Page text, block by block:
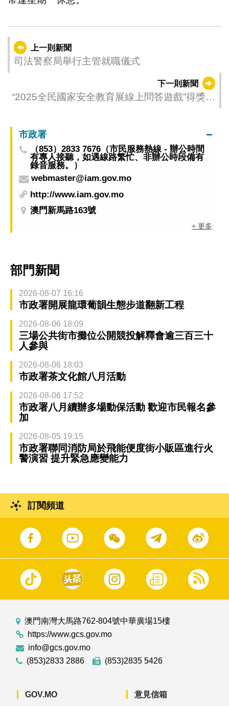
上一則新聞
司法警察局舉行主管就職儀式
下一則新聞
“2025全民國家安全教育展線上問答遊戲”得獎名
市政署
（853）2833 7676（市民服務熱線 - 辦公時間
有專人接聽，如遇線路繁忙、非辦公時段備有
錄音服務。）
webmaster@iam.gov.mo
http://www.iam.gov.mo
澳門新馬路163號
+ 更多
部門新聞
2026-08-07 16:16
市政署開展龍環葡韻生態步道翻新工程
2026-08-06 18:09
三場公共街市攤位公開競投解釋會逾三百三十
人參與
2026-08-06 18:03
市政署茶文化館八月活動
2026-08-06 17:52
市政署八月續辦多場動保活動 歡迎市民報名參
加
2026-08-05 19:15
市政署聯同消防局於飛能便度街小販區進行火
警演習 提升緊急應變能力
訂閱頻道
澳門南灣大馬路762-804號中華廣場15樓
https://www.gcs.gov.mo
info@gcs.gov.mo
(853)2833 2886
(853)2835 5426
GOV.MO 意見信箱